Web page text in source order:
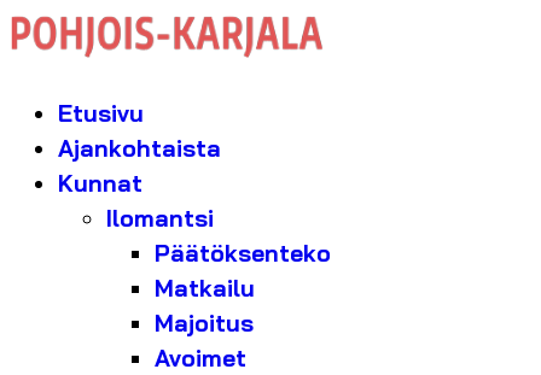
Etusivu
Ajankohtaista
Kunnat
Ilomantsi
Päätöksenteko
Matkailu
Majoitus
Avoimet